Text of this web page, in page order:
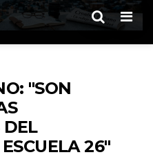
"SON
DEL
26"